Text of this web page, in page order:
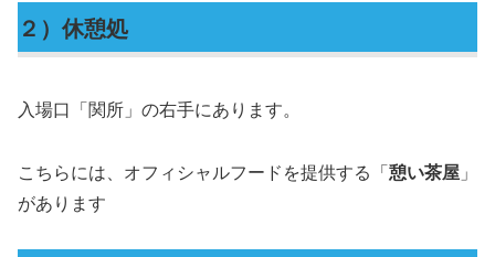
２）休憩処
入場口「関所」の右手にあります。
こちらには、オフィシャルフードを提供する「憩い茶屋 」
があります